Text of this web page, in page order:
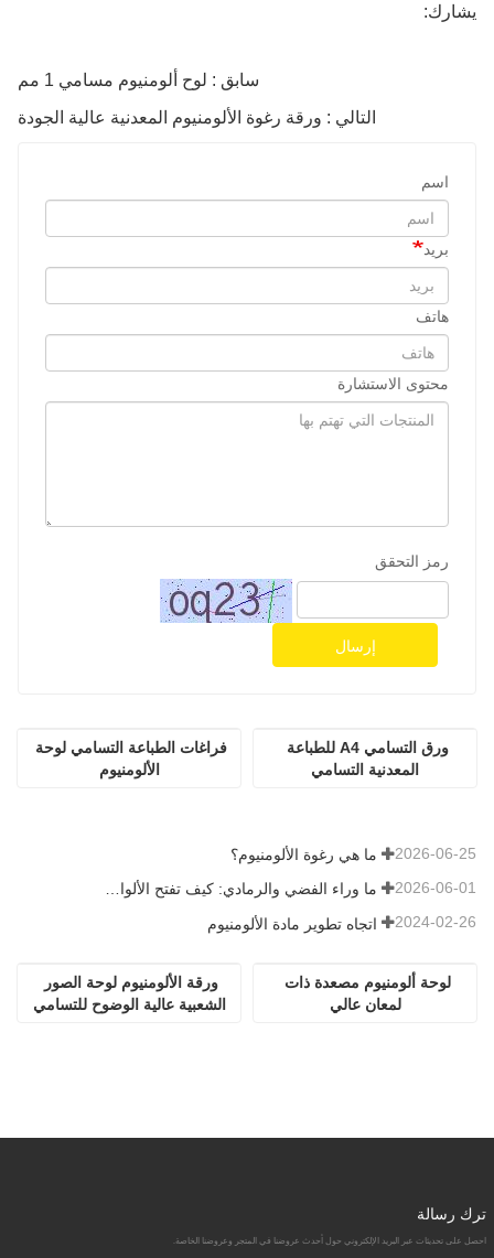
يشارك:
سابق : لوح ألومنيوم مسامي 1 مم
التالي : ورقة رغوة الألومنيوم المعدنية عالية الجودة
اسم
بريد
هاتف
محتوى الاستشارة
رمز التحقق
إرسال
الألومنيوم
المعدنية التسامي
ما هي رغوة الألومنيوم؟ 2026-06-25
ما وراء الفضي والرمادي: كيف تفتح الألوان المخصصة إمكانيات لا حصر لها لرغوة الألومنيوم 2026-06-01
اتجاه تطوير مادة الألومنيوم 2024-02-26
الشعبية عالية الوضوح للتسامي
لمعان عالي
ترك رسالة
احصل على تحديثات عبر البريد الإلكتروني حول أحدث عروضنا في المتجر وعروضنا الخاصة.